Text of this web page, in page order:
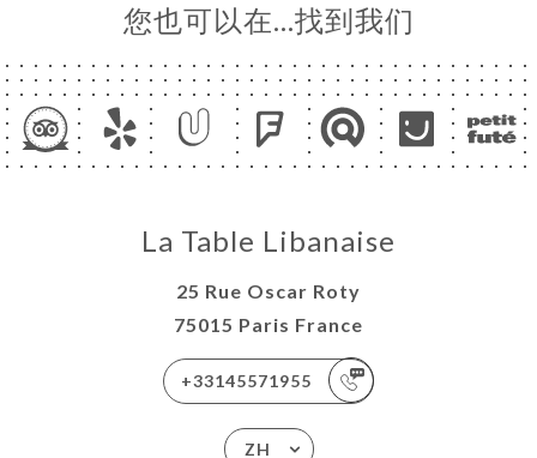
您也可以在…找到我们
La Table Libanaise
25 Rue Oscar Roty
75015 Paris France
+33145571955
ZH